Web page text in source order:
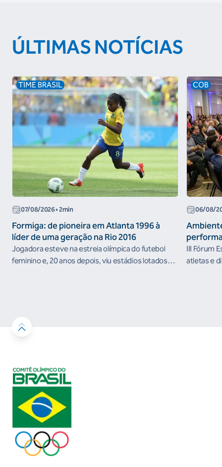
ÚLTIMAS NOTÍCIAS
TIME BRASIL
07/08/2026• 2min
Formiga: de pioneira em Atlanta 1996 à
líder de uma geração na Rio 2016
Jogadora esteve na estreia olímpica do futebol
feminino e, 20 anos depois, viu estádios lotados
COB
06/08/
III Fórum
atletas e